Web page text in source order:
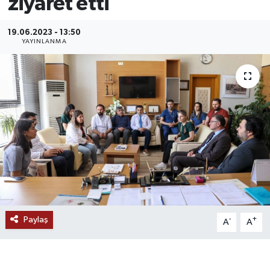
19.06.2023 - 13:50
YAYINLANMA
Paylaş A- A+
Sağlık
Eğitim
Bilim & Teknoloji
Dünya
RESMİ İLANLAR
Süper Lig Puan Durumu ve Fikstür
Tüm Manşetler
Son Dakika Haberleri
Haber Arşivi